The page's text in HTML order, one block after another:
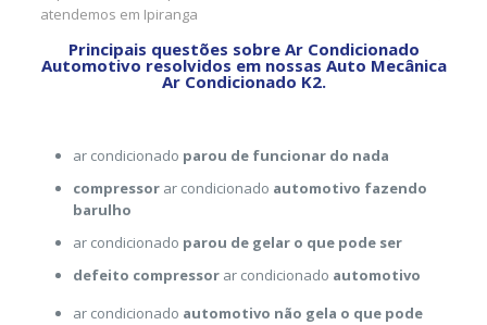
atendemos em Ipiranga
Principais questões sobre Ar Condicionado
Automotivo resolvidos em nossas Auto Mecânica
Ar Condicionado K2.
ar condicionado parou de funcionar do nada
compressor ar condicionado automotivo fazendo
barulho
ar condicionado parou de gelar o que pode ser
defeito compressor ar condicionado automotivo
ar condicionado automotivo não gela o que pode